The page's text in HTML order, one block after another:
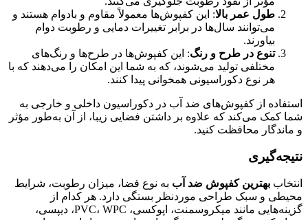
طول عمر بالا: این کفپوش‌ها معمولاً مقاوم و بادوام هستند و
می‌توانند سال‌ها در برابر تغییرات دمایی و رطوبت دوام
بیاورند.
تنوع در طرح و رنگ: این کفپوش‌ها در طرح‌ها و رنگ‌های
مختلفی تولید می‌شوند، که به شما این امکان را می‌دهند که با
هر نوع دکوراسیونی همخوانی پیدا کنند.
استفاده از کفپوش‌های ضد آب در دکوراسیون داخلی و خارجی به
شما کمک می‌کند که علاوه بر داشتن فضایی زیبا، از آن به‌طور مؤثر
و ماندگار محافظت کنید.
نتیجه‌گیری
انتخاب بهترین کفپوش ضد آب به نوع فضا، میزان رطوبت، شرایط
محیطی و سبک طراحی موردنظر بستگی دارد. هر کدام از
گزینه‌هایی مانند میکروسمنت، اپوکسی، PVC، WPC، دیپسی،